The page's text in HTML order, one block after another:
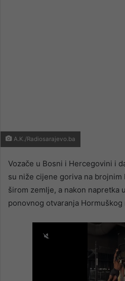
A.K./Radiosarajevo.ba
Vozače u Bosni i Hercegovini i
su niže cijene goriva na brojnim
širom zemlje, a nakon napretka
ponovnog otvaranja Hormuškog